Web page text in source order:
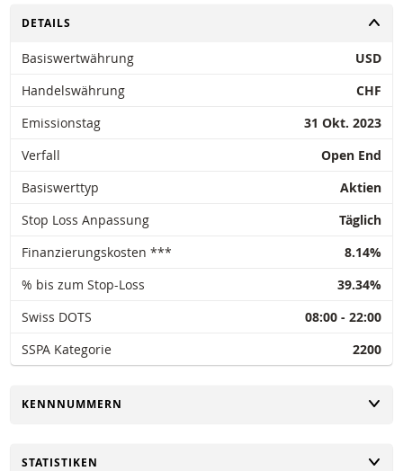
beabsichtigten Empfänger bestimmt. Ohne die vorherige ausdrückliche
oder teilweise für irgendeinen Zweck zu reproduzieren, zu verbreiten oder
UMSCHALTEN
DETAILS
Basiswertwährung
USD
Handelswährung
CHF
Emissionstag
31 Okt. 2023
Verfall
Open End
Basiswerttyp
Aktien
Stop Loss Anpassung
Täglich
Finanzierungskosten ***
8.14%
% bis zum Stop-Loss
39.34%
Swiss DOTS
08:00 - 22:00
SSPA Kategorie
2200
UMSCHALTEN
KENNNUMMERN
UMSCHALTEN
STATISTIKEN